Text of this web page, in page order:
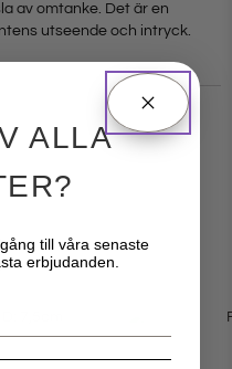
av omtanke. Det är en
utseende och intryck.
ALLA
till våra senaste
erbjudanden.